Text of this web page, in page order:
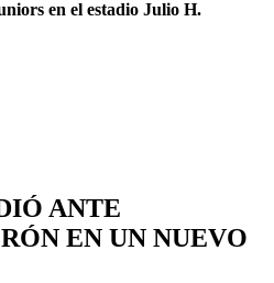
en el estadio Julio H.
ANTE
EN UN NUEVO